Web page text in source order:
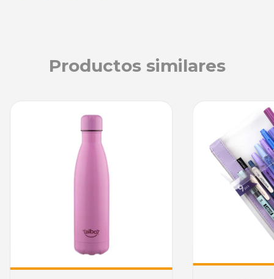
Productos similares